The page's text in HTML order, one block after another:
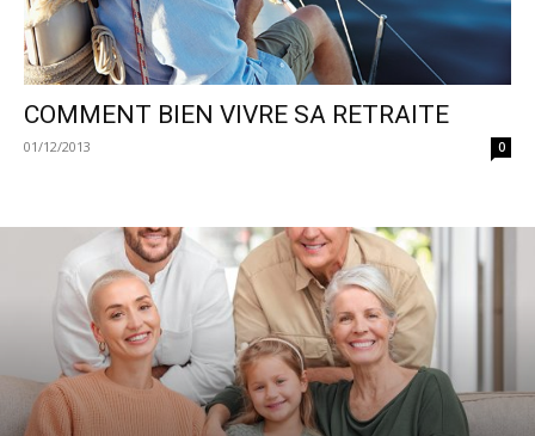
COMMENT BIEN VIVRE SA RETRAITE
01/12/2013 0